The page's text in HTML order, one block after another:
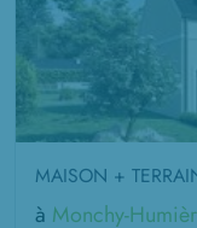
MAISON +
à Monchy-